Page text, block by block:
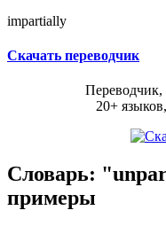
impartially
Скачать переводчик
Переводчик,
20+
Словарь:
примеры